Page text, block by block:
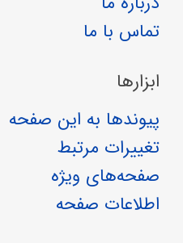
تماس با ما
ابزارها
پیوندها به این صفحه
تغییرات مرتبط
صفحه‌های ویژه
اطلاعات صفحه